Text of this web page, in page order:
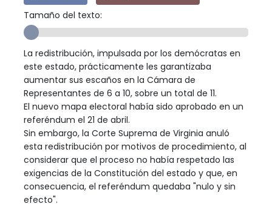
Tamaño del texto:
La redistribución, impulsada por los demócratas en
este estado, prácticamente les garantizaba
aumentar sus escaños en la Cámara de
Representantes de 6 a 10, sobre un total de 11.
El nuevo mapa electoral había sido aprobado en un
referéndum el 21 de abril.
Sin embargo, la Corte Suprema de Virginia anuló
esta redistribución por motivos de procedimiento, al
considerar que el proceso no había respetado las
exigencias de la Constitución del estado y que, en
consecuencia, el referéndum quedaba "nulo y sin
efecto".